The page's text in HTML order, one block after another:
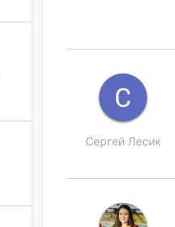
Сергей Лесик